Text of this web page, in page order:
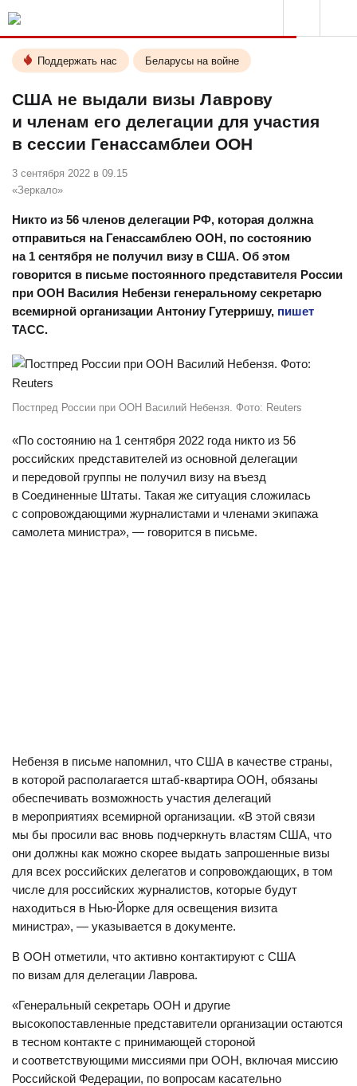
Поддержать нас Беларусы на войне
США не выдали визы Лаврову
и членам его делегации для участия
в сессии Генассамблеи ООН
3 сентября 2022 в 09.15
«Зеркало»
Никто из 56 членов делегации РФ, которая должна
отправиться на Генассамблею ООН, по состоянию
на 1 сентября не получил визу в США. Об этом
говорится в письме постоянного представителя России
при ООН Василия Небензи генеральному секретарю
всемирной организации Антониу Гутерришу, пишет
ТАСС.
Постпред России при ООН Василий Небензя. Фото: Reuters
«По состоянию на 1 сентября 2022 года никто из 56
российских представителей из основной делегации
и передовой группы не получил визу на въезд
в Соединенные Штаты. Такая же ситуация сложилась
с сопровождающими журналистами и членами экипажа
самолета министра», — говорится в письме.
Небензя в письме напомнил, что США в качестве страны,
в которой располагается штаб-квартира ООН, обязаны
обеспечивать возможность участия делегаций
в мероприятиях всемирной организации. «В этой связи
мы бы просили вас вновь подчеркнуть властям США, что
они должны как можно скорее выдать запрошенные визы
для всех российских делегатов и сопровождающих, в том
числе для российских журналистов, которые будут
находиться в Нью-Йорке для освещения визита
министра», — указывается в документе.
В ООН отметили, что активно контактируют с США
по визам для делегации Лаврова.
«Генеральный секретарь ООН и другие
высокопоставленные представители организации остаются
в тесном контакте с принимающей стороной
и соответствующими миссиями при ООН, включая миссию
Российской Федерации, по вопросам касательно